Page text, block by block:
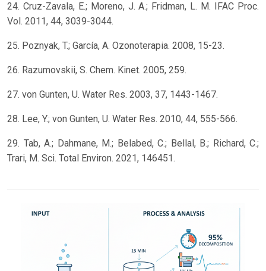
24. Cruz-Zavala, E.; Moreno, J. A.; Fridman, L. M. IFAC Proc.
Vol. 2011, 44, 3039-3044.
25. Poznyak, T.; García, A. Ozonoterapia. 2008, 15-23.
26. Razumovskii, S. Chem. Kinet. 2005, 259.
27. von Gunten, U. Water Res. 2003, 37, 1443-1467.
28. Lee, Y.; von Gunten, U. Water Res. 2010, 44, 555-566.
29. Tab, A.; Dahmane, M.; Belabed, C.; Bellal, B.; Richard, C.;
Trari, M. Sci. Total Environ. 2021, 146451.